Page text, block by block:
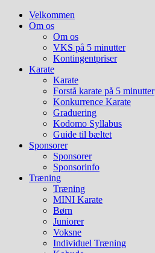
Hop
Velkommen
Om os
Om os
VKS på 5 minutter
Kontingentpriser
Karate
Karate
Forstå karate på 5 minutter
Konkurrence Karate
Graduering
Kodomo Syllabus
Guide til bæltet
Sponsorer
Sponsorer
Sponsorinfo
Træning
Træning
MINI Karate
Børn
Juniorer
Voksne
Individuel Træning